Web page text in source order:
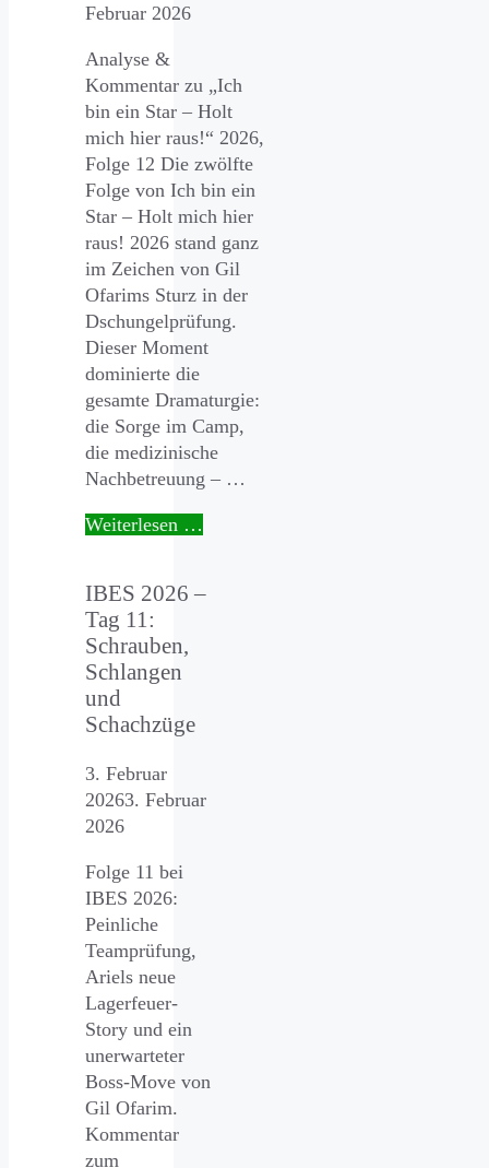
Februar 2026
Analyse &
Kommentar zu „Ich
bin ein Star – Holt
mich hier raus!“ 2026,
Folge 12 Die zwölfte
Folge von Ich bin ein
Star – Holt mich hier
raus! 2026 stand ganz
im Zeichen von Gil
Ofarims Sturz in der
Dschungelprüfung.
Dieser Moment
dominierte die
gesamte Dramaturgie:
die Sorge im Camp,
die medizinische
Nachbetreuung – …
Weiterlesen …
IBES 2026 –
Tag 11:
Schrauben,
Schlangen
und
Schachzüge
3. Februar
20263. Februar
2026
Folge 11 bei
IBES 2026:
Peinliche
Teamprüfung,
Ariels neue
Lagerfeuer-
Story und ein
unerwarteter
Boss-Move von
Gil Ofarim.
Kommentar
zum